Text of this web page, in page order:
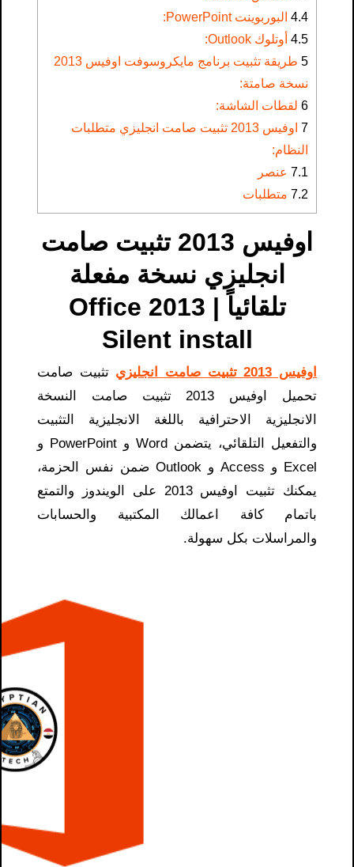
4.4 البوربوينت PowerPoint:
4.5 أوتلوك Outlook:
5
طريقة تثبيت برنامج مايكروسوفت اوفيس 2013
نسخة صامتة:
6 لقطات الشاشة:
7
اوفيس 2013 تثبيت صامت انجليزي متطلبات
النظام:
7.1 عنصر
7.2 متطلبات
اوفيس 2013 تثبيت صامت
انجليزي نسخة مفعلة
تلقائياً | Office 2013
Silent install
اوفيس 2013 تثبيت صامت انجليزي
تثبيت صامت
تحميل اوفيس 2013 تثبيت صامت النسخة
الانجليزية الاحترافية باللغة الانجليزية التثبيت
والتفعيل التلقائي، يتضمن Word و PowerPoint و
Excel و Access و Outlook ضمن نفس الحزمة،
يمكنك تثبيت اوفيس 2013 على الويندوز والتمتع
باتمام كافة اعمالك المكتبية والحسابات
والمراسلات بكل سهولة.